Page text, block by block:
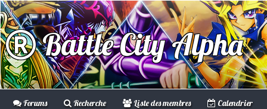
Battle City Alpha
Forums Recherche Liste des membres Calendrier